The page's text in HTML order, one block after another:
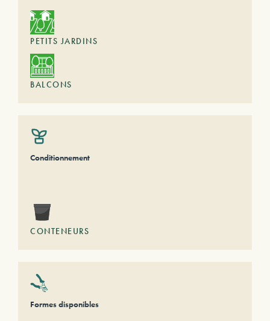
PETITS JARDINS
BALCONS
Conditionnement
CONTENEURS
Formes disponibles